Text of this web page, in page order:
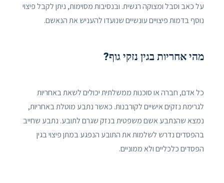
על כאב וסבל ומצוקה רגשית. ובנסיבות מסוימות, ניתן לקבל פיצוי
נוסף בדמות פיצויים עונשיים שנועדו להעניש את הנאשם.
מהי אחריות בגין נזקי גוף?
כל אדם, חברה או סוכנות ממשלתית יכולים לשאת באחריות
לגרימת נזקים אישיים לקורבנות. כאשר נתבע מוטלת באחריות,
נמצא שהנתבע אשם משפטית בנזק שגרם לתובע. נתבע שחייב
בהפסדים נדרש לשלמות את התובע הנפגע במתן פיצוי בגין
הפסדים כלכליים ולא ממוניים.